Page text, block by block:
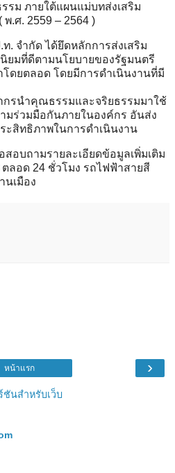
รม ภายใต้แผนแม่บทส่งเสริม
.ศ. 2559 – 2564 )
. จำกัด ได้ยึดหลักการส่งเสริม
ยมที่ดีตามนโยบายของรัฐมนตรี
ดยตลอด โดยมีการดำเนินงานที่มี
กรนำคุณธรรมและจริยธรรมมาใช้
มร่วมมือกันภายในองค์กร อันส่ง
ะสิทธิภาพในการดำเนินงาน
อบถามรายละเอียดข้อมูลเพิ่มเติม
ลอด 24 ชั่วโมง รถไฟฟ้าสายสี
เมือง
›
หน้าแรก
ชันสำหรับเว็บ